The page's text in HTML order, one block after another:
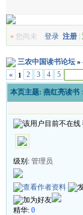
»您尚未 登录 注册|
三农中国读书论坛»
«
1 2 3 4 5
本页主题: 燕红亮读书
级别: 管理员
精华: 0